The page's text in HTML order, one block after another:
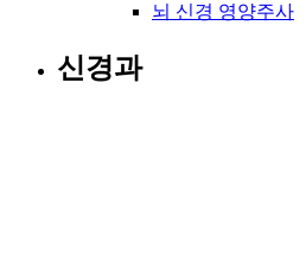
뇌 신경 영양주사
신경과